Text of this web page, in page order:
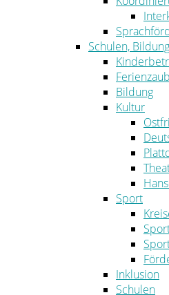
Schulen,
Bildung
Kultur
Sport
Inklusion
Schulen